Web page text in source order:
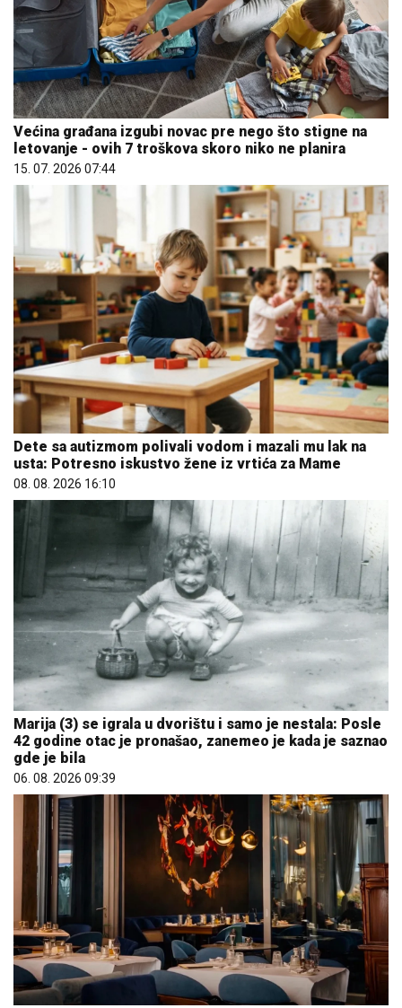
Većina građana izgubi novac pre nego što stigne na
letovanje - ovih 7 troškova skoro niko ne planira
15. 07. 2026 07:44
Dete sa autizmom polivali vodom i mazali mu lak na
usta: Potresno iskustvo žene iz vrtića za Mame
08. 08. 2026 16:10
Marija (3) se igrala u dvorištu i samo je nestala: Posle
42 godine otac je pronašao, zanemeo je kada je saznao
gde je bila
06. 08. 2026 09:39